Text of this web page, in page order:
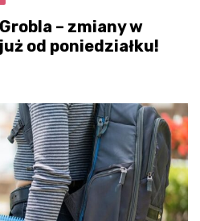
– zmiany w
od poniedziałku!